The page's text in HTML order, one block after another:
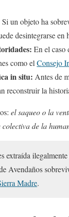
Si un objeto ha
desintegrarse en
En el caso
como el Consejo
in situ: Antes de
reconstruir la
el saqueo o la
de la
extraída
Avendaños
Madre.